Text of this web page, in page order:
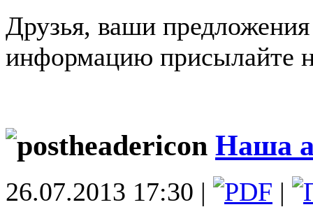
Друзья, ваши
информацию присылайте
Наша
26.07.2013 17:30 |
|